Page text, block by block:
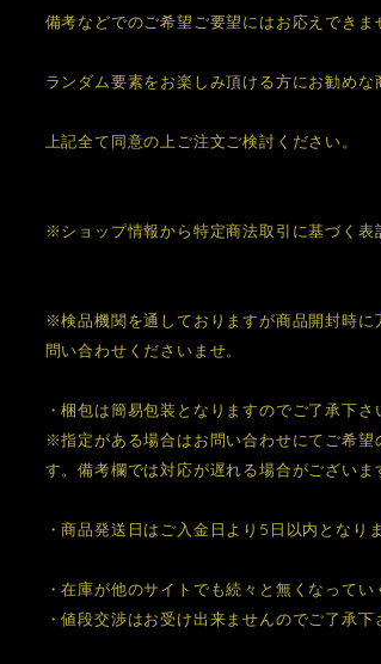
備考などでのご希望ご要望にはお応えでき
ランダム要素をお楽しみ頂ける方にお勧めな
上記全て同意の上ご注文ご検討ください。
※ショップ情報から特定商法取引に基づく表
※検品機関を通しておりますが商品開封時
問い合わせくださいませ。
・梱包は簡易包装となりますのでご了承下さ
※指定がある場合はお問い合わせにてご希望
す。備考欄では対応が遅れる場合がございま
・商品発送日はご入金日より5日以内となりま
・在庫が他のサイトでも続々と無くなって
・値段交渉はお受け出来ませんのでご了承下